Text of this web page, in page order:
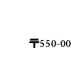
〒550-